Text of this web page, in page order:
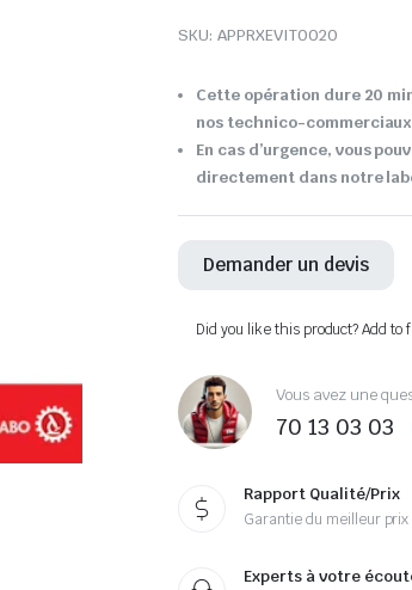
SKU: APPRXEVIT0020
Cette opération dure 20
nos technico-
En cas d’urgence, vous
directement dans notre
Demander un devis
Did you like this product? Add
Vous avez une
70 13 03 03
Rapport Qualité/Prix
Garantie du meilleur prix
Experts à votre